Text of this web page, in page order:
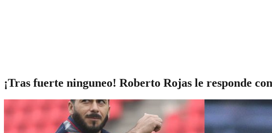
¡Tras fuerte ninguneo! Roberto Rojas le responde